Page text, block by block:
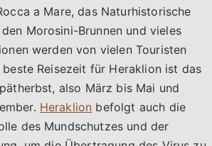
a Mare, das Naturhistorische
Morosini-Brunnen und vieles
werden von vielen Touristen
Reisezeit für Heraklion ist das
also März bis Mai und
Heraklion befolgt auch die
des Mundschutzes und der